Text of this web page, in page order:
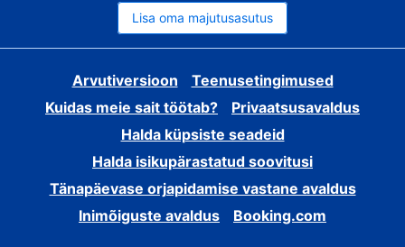
Lisa oma majutusasutus
Arvutiversioon
Teenusetingimused
Kuidas meie sait töötab?
Privaatsusavaldus
Halda küpsiste seadeid
Halda isikupärastatud soovitusi
Tänapäevase orjapidamise vastane avaldus
Inimõiguste avaldus
Booking.com